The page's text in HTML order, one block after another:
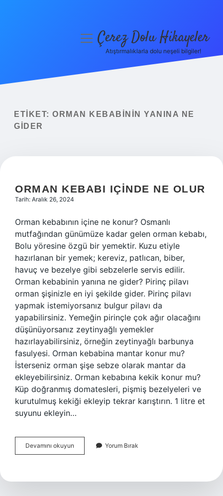
Yasal Uyarı
menüyüÇerez Dolu Hikayeler
Atıştırmalıklarla dolu neşeli bilgiler!
ETIKET: ORMAN KEBABININ YANINA NE
GIDER
ORMAN KEBABI IÇINDE NE OLUR
Tarih: Aralık 26, 2024
Orman kebabının içine ne konur? Osmanlı
mutfağından günümüze kadar gelen orman kebabı,
Bolu yöresine özgü bir yemektir. Kuzu etiyle
hazırlanan bir yemek; kereviz, patlıcan, biber,
havuç ve bezelye gibi sebzelerle servis edilir.
Orman kebabinin yanına ne gider? Pirinç pilavı
orman şişinizle en iyi şekilde gider. Pirinç pilavı
yapmak istemiyorsanız bulgur pilavı da
yapabilirsiniz. Yemeğin pirinçle çok ağır olacağını
düşünüyorsanız zeytinyağlı yemekler
hazırlayabilirsiniz, örneğin zeytinyağlı barbunya
fasulyesi. Orman kebabina mantar konur mu?
İsterseniz orman şişe sebze olarak mantar da
ekleyebilirsiniz. Orman kebabına kekik konur mu?
Küp doğranmış domatesleri, pişmiş bezelyeleri ve
kurutulmuş kekiği ekleyip tekrar karıştırın. 1 litre et
suyunu ekleyin…
Devamını okuyun
Kebabı
Olur
Yorum Bırak